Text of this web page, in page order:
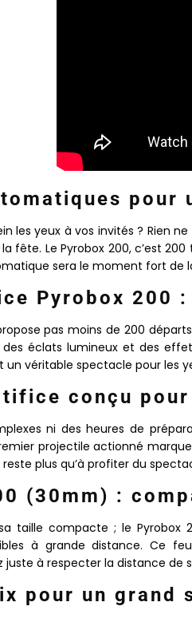
pour
les yeux à vos invités ? Rien
fête. Le Pyrobox 200, c’est
sera le moment fort de
Pyrobox 200
pas moins de 200
éclats lumineux et des
un véritable spectacle pour les
conçu
ni des heures de
projectile actionné
plus qu’à profiter du
(30mm) :
taille compacte ; le Pyrobox
à grande distance. Ce
juste à respecter la distance
pour un grand